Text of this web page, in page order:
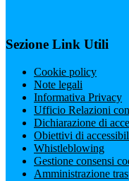
Sezione Link Utili
Cookie policy
Note legali
Informativa Privacy
Ufficio Relazioni
Dichiarazione di
Obiettivi di
Whistleblowing
Gestione consensi
Amministrazione